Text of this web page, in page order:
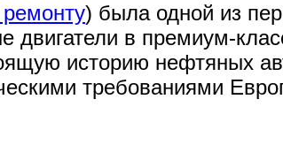
) была одной из
двигатели в премиум-
историю нефтяных
требованиями